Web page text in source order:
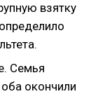
взятку
Семья
окончили